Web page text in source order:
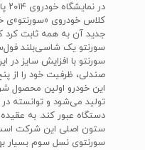
کلاس خودروی «سورنتو»ی
جدید آن به همه ثابت
سورنتو یک شاسی‌بلند
سورنتو با افزایش سایز
صندلی، ظرفیت خود را از
این خودرو اولین محصول
دستگاه عبور کند. به
ستون اصلی این شرکت است
سورنتوی نسل سوم بسیار